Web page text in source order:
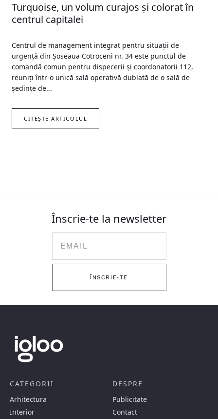
Turquoise, un volum curajos și colorat în
centrul capitalei
Centrul de management integrat pentru situaţii de
urgenţă din Şoseaua Cotroceni nr. 34 este punctul de
comandă comun pentru dispecerii şi coordonatorii 112,
reuniţi într-o unică sală operativă dublată de o sală de
şedinţe de...
CITEȘTE ARTICOLUL
Înscrie-te la newsletter
ÎNSCRIE-TE
CATEGORII
Arhitectura
Interior
DESPRE
Publicitate
Contact